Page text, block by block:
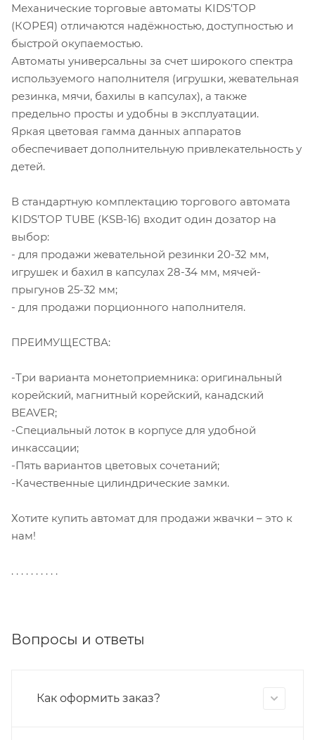
Механические торговые автоматы KIDS'TOP
(КОРЕЯ) отличаются надёжностью, доступностью и
быстрой окупаемостью.
Автоматы универсальны за счет широкого спектра
используемого наполнителя (игрушки, жевательная
резинка, мячи, бахилы в капсулах), а также
предельно просты и удобны в эксплуатации.
Яркая цветовая гамма данных аппаратов
обеспечивает дополнительную привлекательность у
детей.
В стандартную комплектацию торгового автомата
KIDS'TOP TUBE (KSB-16) входит один дозатор на
выбор:
- для продажи жевательной резинки 20-32 мм,
игрушек и бахил в капсулах 28-34 мм, мячей-
прыгунов 25-32 мм;
- для продажи порционного наполнителя.
ПРЕИМУЩЕСТВА:
-Три варианта монетоприемника: оригинальный
корейский, магнитный корейский, канадский
BEAVER;
-Специальный лоток в корпусе для удобной
инкассации;
-Пять вариантов цветовых сочетаний;
-Качественные цилиндрические замки.
Хотите купить автомат для продажи жвачки – это к
нам!
. . . . . . . . . .
Вопросы и ответы
Как оформить заказ?